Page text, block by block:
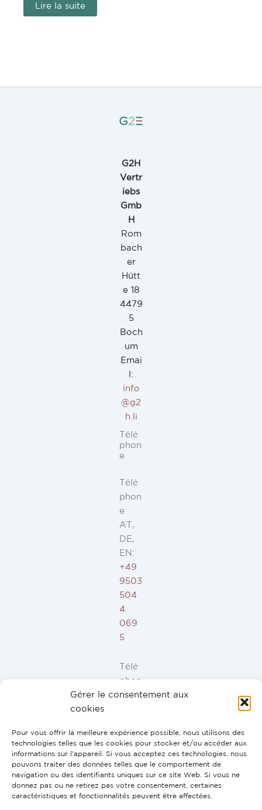
Gérer le consentement aux
cookies
Pour vous offrir la meilleure expérience possible, nous utilisons des
technologies telles que les cookies pour stocker et/ou accéder aux
informations sur l'appareil. Si vous acceptez ces technologies, nous
pouvons traiter des données telles que le comportement de
navigation ou des identifiants uniques sur ce site Web. Si vous ne
donnez pas ou ne retirez pas votre consentement, certaines
caractéristiques et fonctionnalités peuvent être affectées.
Lire la suite
G2H
Vertr
iebs
Gmb
H
Rom
bach
er
Hütt
e 18
4479
5
Boch
um
Emai
l:
info
@g2
h.li
Télé
phon
e
Télé
phon
e
AT,
DE,
EN:
+49
9503
504
4
069
5
Télé
phon
e ES,
PT:
+34
91
946
44